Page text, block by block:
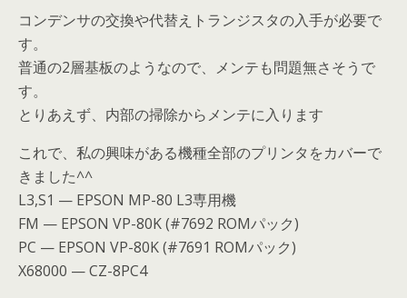
コンデンサの交換や代替えトランジスタの入手が必要で
す。
普通の2層基板のようなので、メンテも問題無さそうで
す。
とりあえず、内部の掃除からメンテに入ります
これで、私の興味がある機種全部のプリンタをカバーで
きました^^
L3,S1 — EPSON MP-80 L3専用機
FM — EPSON VP-80K (#7692 ROMパック)
PC — EPSON VP-80K (#7691 ROMパック)
X68000 — CZ-8PC4